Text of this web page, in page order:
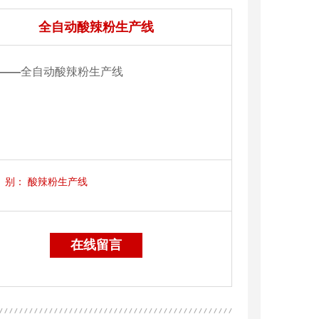
全自动酸辣粉生产线
——全自动酸辣粉生产线
： 酸辣粉生产线
在线留言